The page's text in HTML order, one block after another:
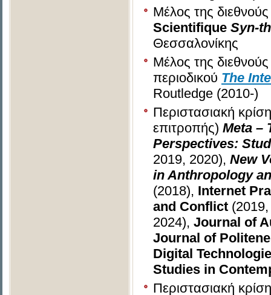
Μέλος της
Scientifique Syn-th
Θεσσαλονίκης
Μέλος της
περιοδικού The
Routledge (2010-)
Περιστασιακή
επιτροπής) Meta –
Perspectives:
2019, 2020), New
in Anthropology
(2018), Internet
and Conflict
2024), Journal of
Journal of
Digital
Studies in
Περιστασιακή